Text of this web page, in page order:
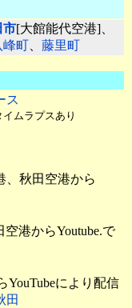
市[大館能代空港]、
峰町、 藤里町
ス
ムラプスあり
秋田空港から
空港からYoutube.で
により配信
田